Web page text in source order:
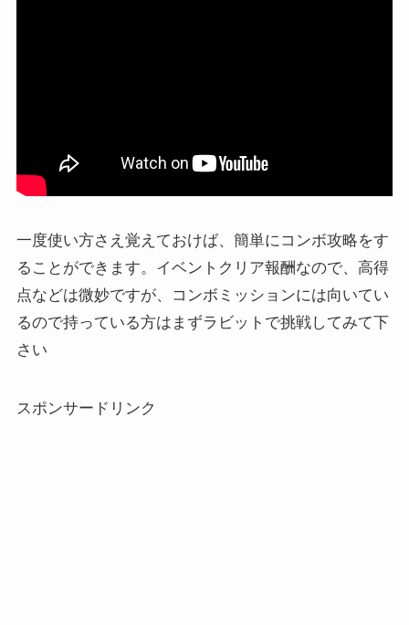
一度使い方さえ覚えておけば、簡単にコンボ攻略をす
ることができます。イベントクリア報酬なので、高得
点などは微妙ですが、コンボミッションには向いてい
るので持っている方はまずラビットで挑戦してみて下
さい
スポンサードリンク